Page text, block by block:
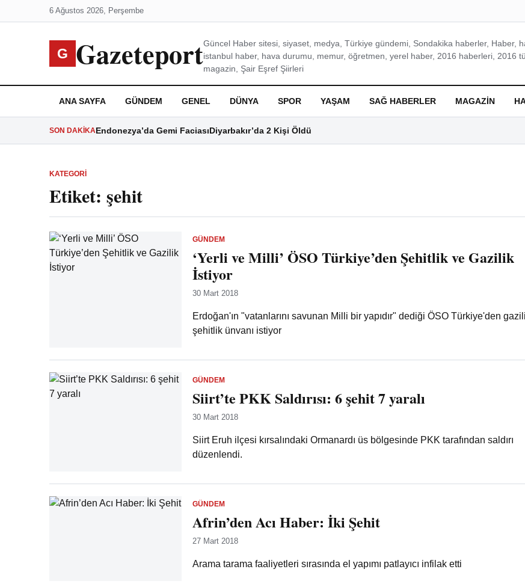
6 Ağustos 2026, Perşembe
G GazeteportGüncel Haber sitesi, siyaset, medya, Türkiye gündemi, Sondakika haberler, Haber,
istanbul haber, hava durumu, memur, öğretmen, yerel haber, 2016 haberleri, 2016
magazin, Şair Eşref Şiirleri
ANA SAYFA GÜNDEM GENEL DÜNYA SPOR YAŞAM SAĞ HABERLER MAGAZIN
SON DAKIKAEndonezya’da Gemi FaciasıDiyarbakır’da 2 Kişi Öldü
KATEGORI
Etiket: şehit
GÜNDEM
‘Yerli ve Milli’ ÖSO Türkiye’den Şehitlik ve Gazilik
İstiyor
30 Mart 2018
Erdoğan'ın "vatanlarını savunan Milli bir yapıdır" dediği ÖSO Türkiye'den
şehitlik ünvanı istiyor
GÜNDEM
Siirt’te PKK Saldırısı: 6 şehit 7 yaralı
30 Mart 2018
Siirt Eruh ilçesi kırsalındaki Ormanardı üs bölgesinde PKK tarafından saldırı
düzenlendi.
GÜNDEM
Afrin’den Acı Haber: İki Şehit
27 Mart 2018
Arama tarama faaliyetleri sırasında el yapımı patlayıcı infilak etti